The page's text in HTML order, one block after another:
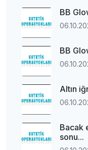
BB
BB
Altın
Bacak
sonu...